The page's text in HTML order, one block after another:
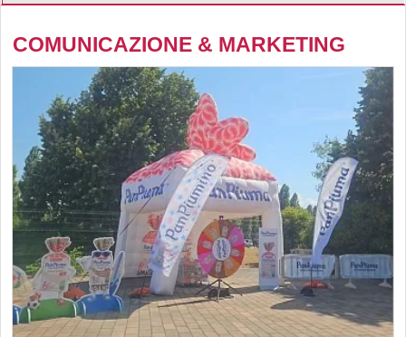
COMUNICAZIONE & MARKETING